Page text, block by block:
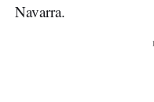
Navarra.